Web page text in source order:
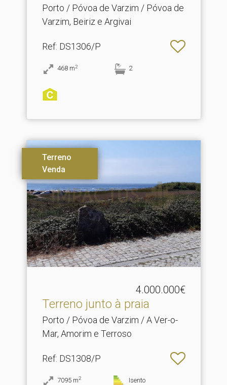
Porto / Póvoa de Varzim / Póvoa de
Varzim, Beiriz e Argivai
Ref: DS1306/P
468 m2 2
Terreno
Venda
4.000.000€
Terreno junto à praia
Porto / Póvoa de Varzim / A Ver-o-
Mar, Amorim e Terroso
Ref: DS1308/P
7095 m2 Isento